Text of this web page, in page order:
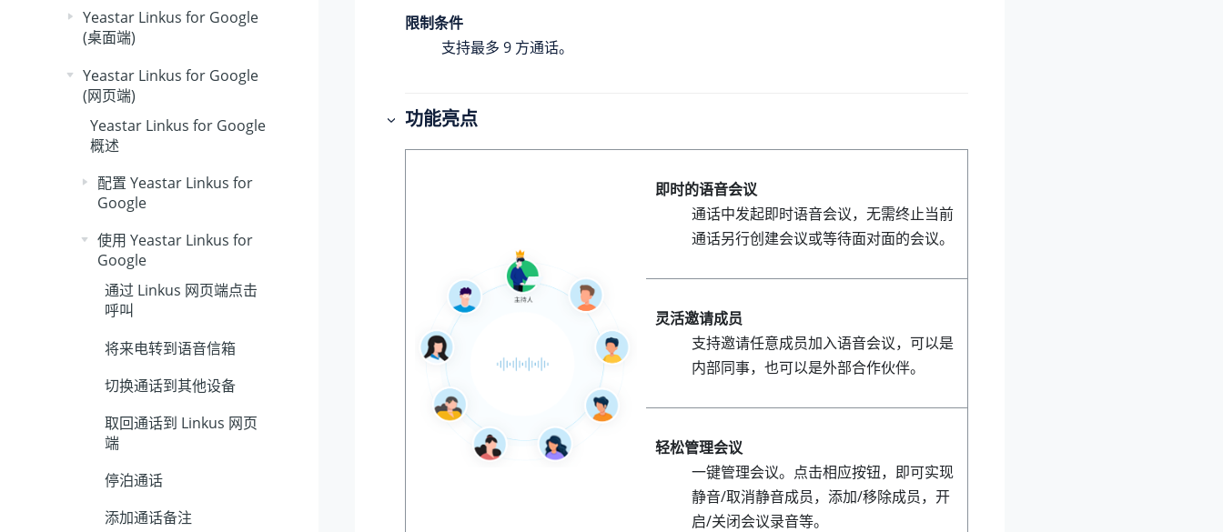
Yeastar Linkus for Google
(桌面端)
Yeastar Linkus for Google
(网页端)
Yeastar Linkus for Google
概述
配置 Yeastar Linkus for
Google
使用 Yeastar Linkus for
Google
通过 Linkus 网页端点击
呼叫
将来电转到语音信箱
切换通话到其他设备
取回通话到 Linkus 网页
端
停泊通话
添加通话备注
限制条件
支持最多 9 方通话。
功能亮点
即时的语音会议
通话中发起即时语音会议，无需终止当前
通话另行创建会议或等待面对面的会议。
灵活邀请成员
支持邀请任意成员加入语音会议，可以是
内部同事，也可以是外部合作伙伴。
轻松管理会议
一键管理会议。点击相应按钮，即可实现
静音/取消静音成员，添加/移除成员，开
启/关闭会议录音等。